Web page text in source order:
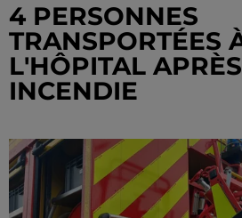
4 PERSONNES
TRANSPORTÉES
L'HÔPITAL
INCENDIE